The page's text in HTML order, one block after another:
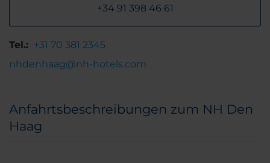
+34 91 398 46 61
Tel.: +31 70 381 2345
nhdenhaag@nh-hotels.com
Anfahrtsbeschreibungen zum NH Den
Haag